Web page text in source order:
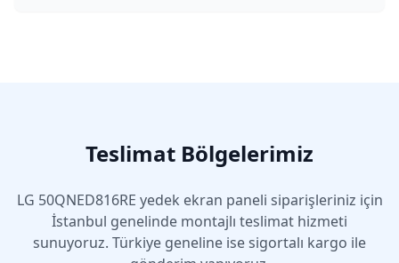
Teslimat Bölgelerimiz
LG 50QNED816RE yedek ekran paneli siparişleriniz için
İstanbul genelinde montajlı teslimat hizmeti
sunuyoruz. Türkiye geneline ise sigortalı kargo ile